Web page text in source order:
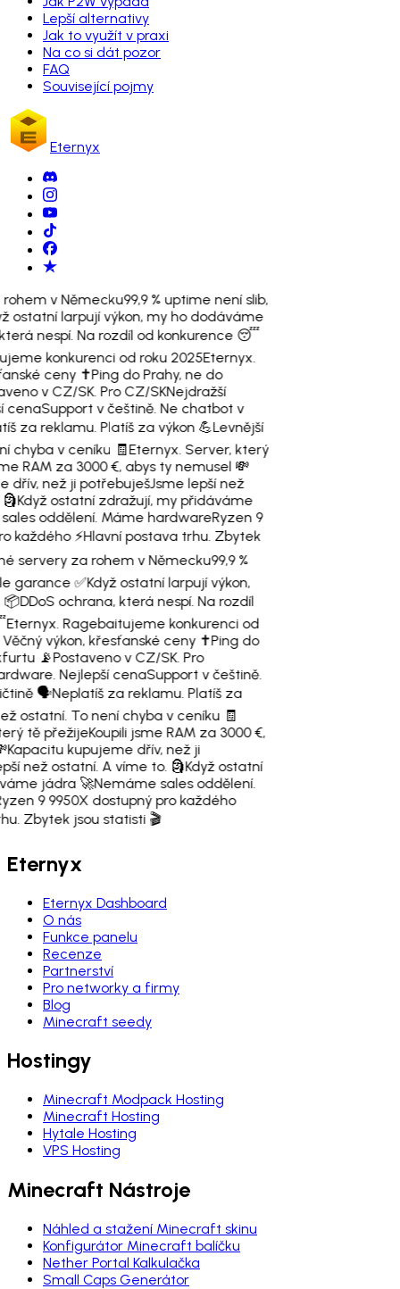
Lepší alternativy
Jak to využít v praxi
Na co si dát pozor
FAQ
Související pojmy
Eternyx
v Německu99,9 % uptime není slib,
ostatní larpují výkon, my ho dodáváme
nespí. Na rozdíl od konkurence 😴
konkurenci od roku 2025Eternyx.
ceny ✝️Ping do Prahy, ne do
v CZ/SK. Pro CZ/SKNejdražší
cenaSupport v češtině. Ne chatbot v
za reklamu. Platíš za výkon 💪Levnější
chyba v ceníku 🧾Eternyx. Server, který
RAM za 3000 €, abys ty nemusel 💸
dřív, než ji potřebuješJsme lepší než
Když ostatní zdražují, my přidáváme
oddělení. Máme hardwareRyzen 9
každého ⚡Hlavní postava trhu. Zbytek
servery za rohem v Německu99,9 %
garance ✅Když ostatní larpují výkon,
📦DDoS ochrana, která nespí. Na rozdíl
Eternyx. Ragebaitujeme konkurenci od
výkon, křesťanské ceny ✝️Ping do
📡Postaveno v CZ/SK. Pro
Nejlepší cenaSupport v češtině.
🗣️Neplatíš za reklamu. Platíš za
ostatní. To není chyba v ceníku 🧾
tě přežijeKoupili jsme RAM za 3000 €,
Kapacitu kupujeme dřív, než ji
než ostatní. A víme to. 🗿Když ostatní
jádra 🚀Nemáme sales oddělení.
9 9950X dostupný pro každého
Zbytek jsou statisti 🎬
Eternyx
Eternyx Dashboard
O nás
Funkce panelu
Recenze
Partnerství
Pro networky a firmy
Blog
Minecraft seedy
Hostingy
Minecraft Modpack Hosting
Minecraft Hosting
Hytale Hosting
VPS Hosting
Minecraft Nástroje
Náhled a stažení Minecraft skinu
Konfigurátor Minecraft balíčku
Nether Portal Kalkulačka
Small Caps Generátor